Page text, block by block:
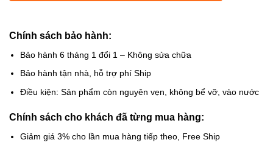
Chính sách bảo hành:
Bảo hành 6 tháng 1 đổi 1 – Không sửa chữa
Bảo hành tận nhà, hỗ trợ phí Ship
Điều kiện: Sản phẩm còn nguyên vẹn, không bể vỡ, vào nước
Chính sách cho khách đã từng mua hàng:
Giảm giá 3% cho lần mua hàng tiếp theo, Free Ship